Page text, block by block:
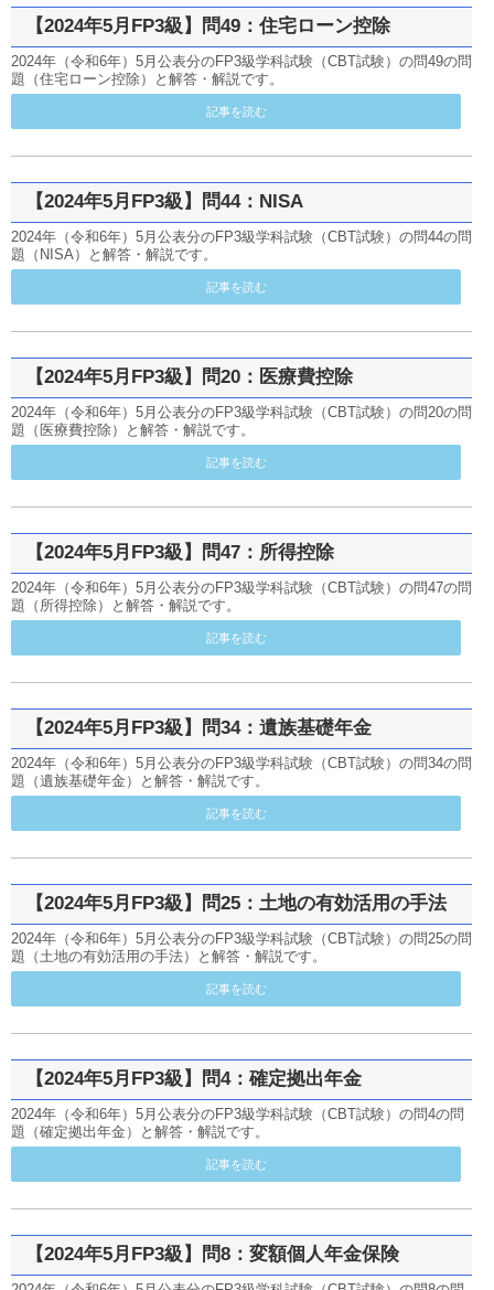
【2024年5月FP3級】問49：住宅ローン控除
2024年（令和6年）5月公表分のFP3級学科試験（CBT試験）の問49の問
題（住宅ローン控除）と解答・解説です。
記事を読む
【2024年5月FP3級】問44：NISA
2024年（令和6年）5月公表分のFP3級学科試験（CBT試験）の問44の問
題（NISA）と解答・解説です。
記事を読む
【2024年5月FP3級】問20：医療費控除
2024年（令和6年）5月公表分のFP3級学科試験（CBT試験）の問20の問
題（医療費控除）と解答・解説です。
記事を読む
【2024年5月FP3級】問47：所得控除
2024年（令和6年）5月公表分のFP3級学科試験（CBT試験）の問47の問
題（所得控除）と解答・解説です。
記事を読む
【2024年5月FP3級】問34：遺族基礎年金
2024年（令和6年）5月公表分のFP3級学科試験（CBT試験）の問34の問
題（遺族基礎年金）と解答・解説です。
記事を読む
【2024年5月FP3級】問25：土地の有効活用の手法
2024年（令和6年）5月公表分のFP3級学科試験（CBT試験）の問25の問
題（土地の有効活用の手法）と解答・解説です。
記事を読む
【2024年5月FP3級】問4：確定拠出年金
2024年（令和6年）5月公表分のFP3級学科試験（CBT試験）の問4の問
題（確定拠出年金）と解答・解説です。
記事を読む
【2024年5月FP3級】問8：変額個人年金保険